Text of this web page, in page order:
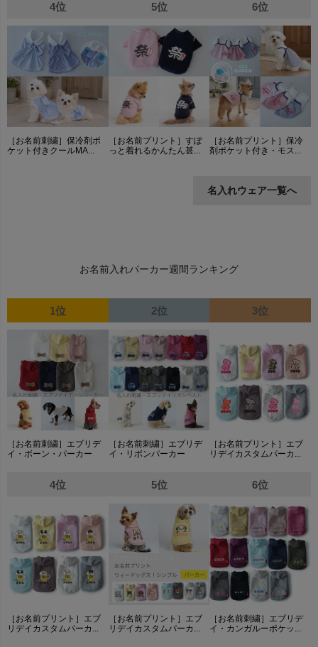
4位
［お名前刺繍］保冷剤ポ
ケット付きクールMA...
5位
［お名前プリント］すぽ
っと着れるかんたん甚...
6位
［お名前プリント］保冷
剤ポケット付き・モス...
名入れウェア一覧へ
お名前入れパーカー週間ランキング
1位
［お名前刺繍］エブリデ
イ・ボーン・パーカー
2位
［お名前刺繍］エブリデ
イ・リボンパーカー
3位
［お名前プリント］エブ
リデイカスタムパーカ...
4位
［お名前プリント］エブ
リデイカスタムパーカ...
5位
［お名前プリント］エブ
リデイカスタムパーカ...
6位
［お名前刺繍］エブリデ
イ・カンガルーポケッ...